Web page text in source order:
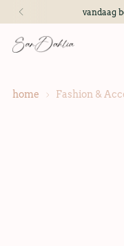
vandaag
home Fashion &